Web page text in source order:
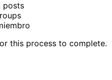
posts
this process to complete.